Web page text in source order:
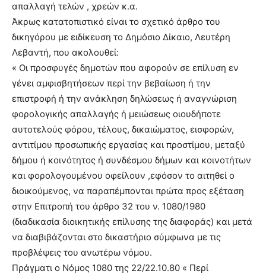
xxx
brandi
teaches
you
meaning
pain.
pornhun
porn
απαλλαγή τελών , χρεών κ.α.
Άκρως κατατοπιστικό είναι το σχετικό άρθρο του
δικηγόρου με ειδίκευση το Δημόσιο Δίκαιο, Λευτέρη
Λεβαντή, που ακολουθεί:
« Οι προσφυγές δημοτών που αφορούν σε επίλυση εν
γένει αμφισβητήσεων περί την βεβαίωση ή την
επιστροφή ή την ανάκληση δηλώσεως ή αναγνώριση
φορολογικής απαλλαγής ή μειώσεως οιουδήποτε
αυτοτελούς φόρου, τέλους, δικαιώματος, εισφορών,
αντιτίμου προσωπικής εργασίας και προστίμου, μεταξύ
δήμου ή κοινότητος ή συνδέσμου δήμων και κοινοτήτων
και φορολογουμένου οφείλουν ,εφόσον το αιτηθεί ο
διοικούμενος, να παραπέμπονται πρώτα προς εξέταση
στην Επιτροπή του άρθρο 32 του ν. 1080/1980
(διαδικασία διοικητικής επίλυσης της διαφοράς) και μετά
να διαβιβάζονται στο δικαστήριο σύμφωνα με τις
προβλέψεις του ανωτέρω νόμου.
Πράγματι ο Νόμος 1080 της 22/22.10.80 « Περί